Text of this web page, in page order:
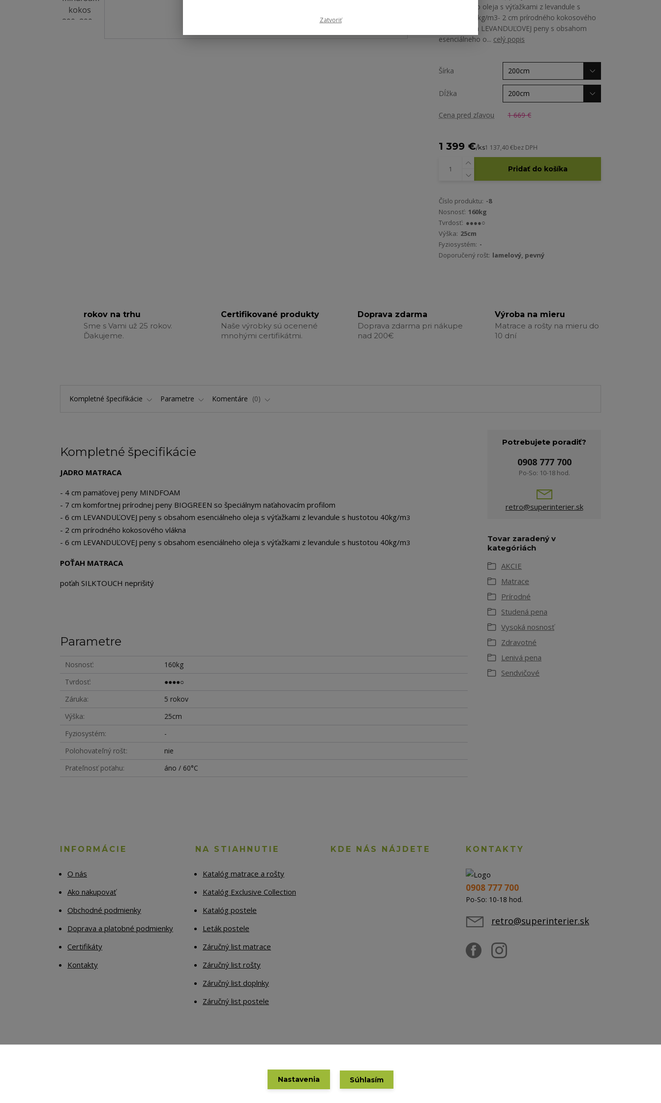
esenciálneho oleja s výťažkami z levandule s
hustotou 40kg/m3- 2 cm prírodného kokosového
vlákna- 6 cm LEVANDUĽOVEJ peny s obsahom
esenciálneho o... celý popis
Šírka
Dĺžka
Cena pred zľavou 1 669 €
1 399 €/ks1 137,40 €bez DPH
Pridať do košíka
Číslo produktu: -8
Nosnosť: 160kg
Tvrdosť: ●●●●○
Výška: 25cm
Fyziosystém: -
Doporučený rošt: lamelový, pevný
rokov na trhu
Sme s Vami už 25 rokov.
Ďakujeme.
Certifikované produkty
Naše výrobky sú ocenené
mnohými certifikátmi.
Doprava zdarma
Doprava zdarma pri nákupe
nad 200€
Výroba na mieru
Matrace a rošty na mieru do
10 dní
Kompletné špecifikácie Parametre Komentáre 0
Kompletné špecifikácie
JADRO MATRACA
- 4 cm pamäťovej peny MINDFOAM
- 7 cm komfortnej prírodnej peny BIOGREEN so špeciálnym naťahovacím profilom
- 6 cm LEVANDUĽOVEJ peny s obsahom esenciálneho oleja s výťažkami z levandule s hustotou 40kg/m3
- 2 cm prírodného kokosového vlákna
- 6 cm LEVANDUĽOVEJ peny s obsahom esenciálneho oleja s výťažkami z levandule s hustotou 40kg/m3
POŤAH MATRACA
poťah SILKTOUCH neprišitý
Parametre
Nosnosť
160kg
Tvrdosť
●●●●○
Záruka
5 rokov
Výška
25cm
Fyziosystém
-
Polohovateľný rošt
nie
Prateľnosť poťahu
áno / 60°C
Potrebujete poradiť?
0908 777 700
Po-So: 10-18 hod.
retro@superinterier.sk
Tovar zaradený v
kategóriách
AKCIE
Matrace
Prírodné
Studená pena
Vysoká nosnosť
Zdravotné
Lenivá pena
Sendvičové
INFORMÁCIE
O nás
Ako nakupovať
Obchodné podmienky
Doprava a platobné podmienky
Certifikáty
Kontakty
NA STIAHNUTIE
Katalóg matrace a rošty
Katalóg Exclusive Collection
Katalóg postele
Leták postele
Záručný list matrace
Záručný list rošty
Záručný list doplnky
Záručný list postele
KDE NÁS NÁJDETE KONTAKTY
0908 777 700
Po-So: 10-18 hod.
retro@superinterier.sk
Zatvoriť
Nastavenia Súhlasím